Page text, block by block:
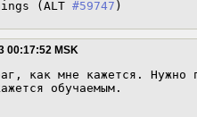
(ALT #59747 )
00:17:52 MSK
как мне кажется. Нужно
обучаемым.